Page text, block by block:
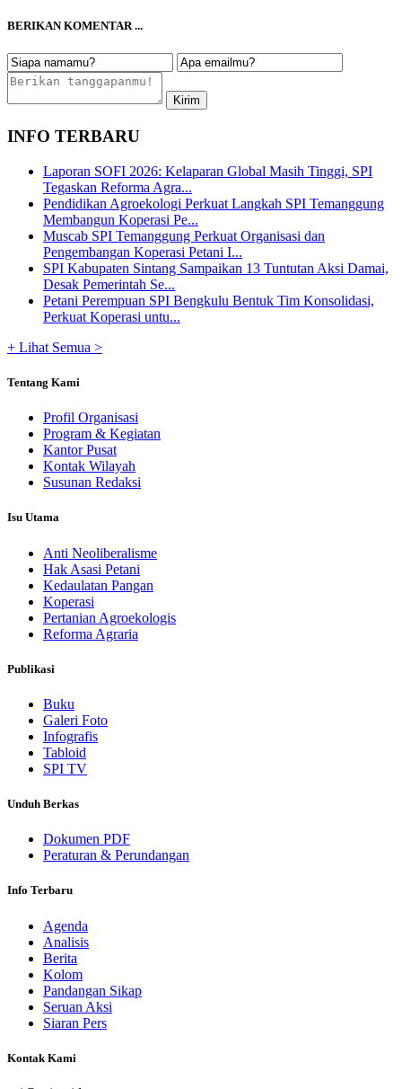
BERIKAN KOMENTAR ...
INFO TERBARU
Laporan SOFI 2026: Kelaparan Global Masih Tinggi, SPI
Tegaskan Reforma Agra...
Pendidikan Agroekologi Perkuat Langkah SPI Temanggung
Membangun Koperasi Pe...
Muscab SPI Temanggung Perkuat Organisasi dan
Pengembangan Koperasi Petani I...
SPI Kabupaten Sintang Sampaikan 13 Tuntutan Aksi Damai,
Desak Pemerintah Se...
Petani Perempuan SPI Bengkulu Bentuk Tim Konsolidasi,
Perkuat Koperasi untu...
+ Lihat Semua >
Tentang Kami
Profil Organisasi
Program & Kegiatan
Kantor Pusat
Kontak Wilayah
Susunan Redaksi
Isu Utama
Anti Neoliberalisme
Hak Asasi Petani
Kedaulatan Pangan
Koperasi
Pertanian Agroekologis
Reforma Agraria
Publikasi
Buku
Galeri Foto
Infografis
Tabloid
SPI TV
Unduh Berkas
Dokumen PDF
Peraturan & Perundangan
Info Terbaru
Agenda
Analisis
Berita
Kolom
Pandangan Sikap
Seruan Aksi
Siaran Pers
Kontak Kami